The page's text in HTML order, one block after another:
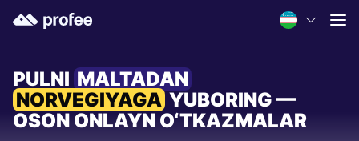
PULNI MALTADAN
NORVEGIYAGA YUBORING —
OSON ONLAYN O‘TKAZMALAR